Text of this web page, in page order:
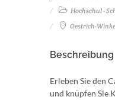
Hochschul -
Oestrich-
Beschreibung
Erleben Sie den
und knüpfen Sie